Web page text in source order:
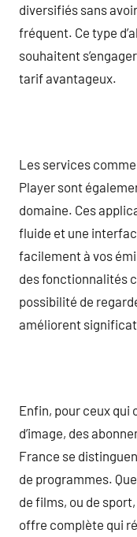
diversifiés sans
fréquent. Ce type
souhaitent
tarif avantageux.
Les services
Player sont
domaine. Ces
fluide et une
facilement à vos
des fonctionnalités
possibilité de
améliorent
Enfin, pour ceux
d’image, des
France se
de programmes.
de films, ou de
offre complète qui